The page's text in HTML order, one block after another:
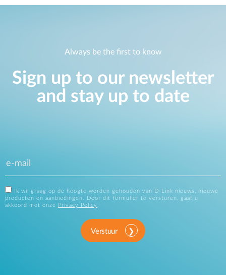
Always be the first to know
Sign up to our newsletter
and stay up to date
Ik wil graag op de hoogte worden gehouden van D-Link nieuws, nieuwe
producten en aanbiedingen. Door dit formulier te versturen, gaat u
akkoord met onze
Privacy Policy .
Verstuur